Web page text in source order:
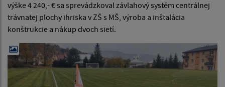
výške 4 240,- € sa sprevádzkoval závlahový systém centrálnej
trávnatej plochy ihriska v ZŠ s MŠ, výroba a inštalácia
konštrukcie a nákup dvoch sietí.